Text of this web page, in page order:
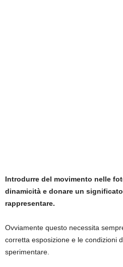
Introdurre del movimento nelle
dinamicità e donare un
rappresentare.
Ovviamente questo necessita
corretta esposizione e le condizioni
sperimentare.